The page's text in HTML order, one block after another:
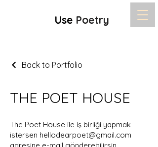
Use Poetry
Back to Portfolio
THE POET HOUSE
The Poet House ile iş birliği yapmak
istersen hellodearpoet@gmail.com